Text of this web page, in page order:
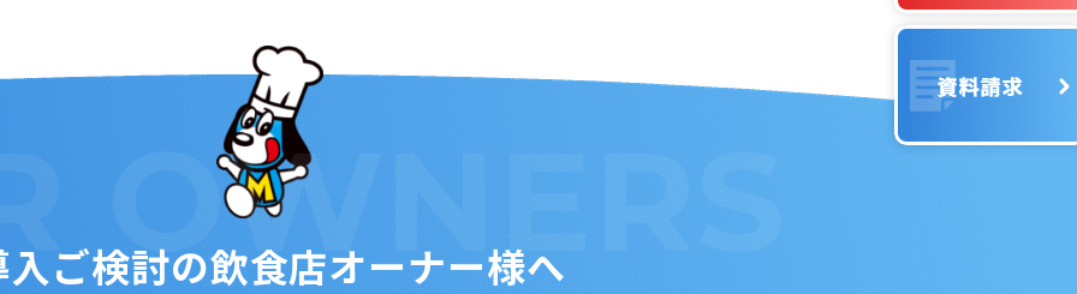
入ご検討の飲食店オーナー様へ
OWNERS